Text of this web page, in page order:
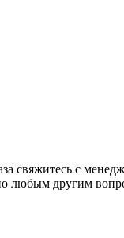
свяжитесь с
любым другим